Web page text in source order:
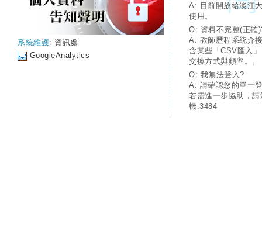
系統維護: 資訊處
GoogleAnalytics
A: 目前開放給淡江
使用。
Q: 資料不完整(正確
A: 教師歷程系統介
含某些「CSV匯入
交換方式與頻率。。
Q: 我無法登入?
A: 請確認您的單一
若需進一步協助，
機:3484